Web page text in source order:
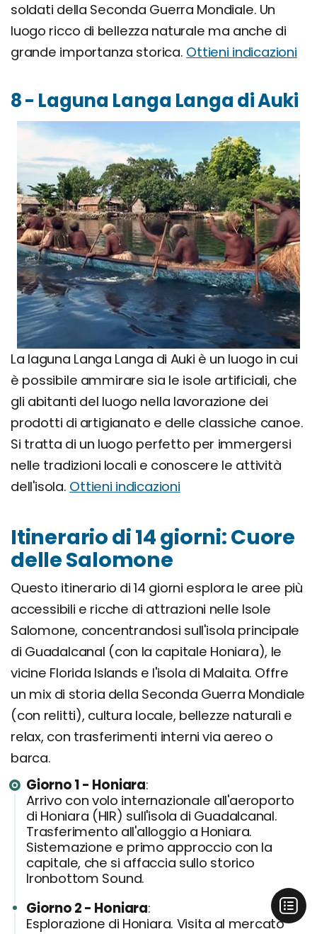
soldati della Seconda Guerra Mondiale. Un
luogo ricco di bellezza naturale ma anche di
grande importanza storica. Ottieni indicazioni
8 - Laguna Langa Langa di Auki
La laguna Langa Langa di Auki è un luogo in cui
è possibile ammirare sia le isole artificiali, che
gli abitanti del luogo nella lavorazione dei
prodotti di artigianato e delle classiche canoe.
Si tratta di un luogo perfetto per immergersi
nelle tradizioni locali e conoscere le attività
dell'isola. Ottieni indicazioni
Itinerario di 14 giorni: Cuore
delle Salomone
Questo itinerario di 14 giorni esplora le aree più
accessibili e ricche di attrazioni nelle Isole
Salomone, concentrandosi sull'isola principale
di Guadalcanal (con la capitale Honiara), le
vicine Florida Islands e l'isola di Malaita. Offre
un mix di storia della Seconda Guerra Mondiale
(con relitti), cultura locale, bellezze naturali e
relax, con trasferimenti interni via aereo o
barca.
Giorno 1 - Honiara
Arrivo con volo internazionale all'aeroporto
di Honiara (HIR) sull'isola di Guadalcanal.
Trasferimento all'alloggio a Honiara.
Sistemazione e primo approccio con la
capitale, che si affaccia sullo storico
Ironbottom Sound.
Giorno 2 - Honiara
Esplorazione di Honiara. Visita al mercato